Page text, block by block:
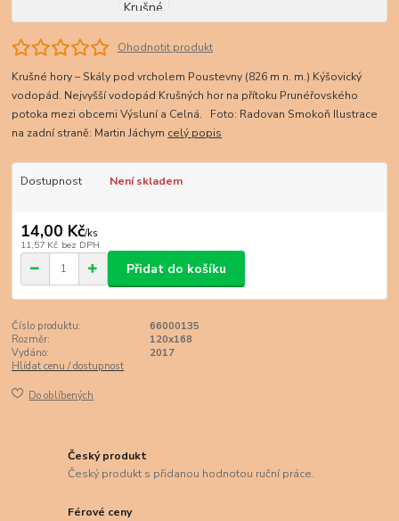
Ohodnotit produkt
Krušné hory – Skály pod vrcholem Poustevny (826 m n. m.) Kýšovický
vodopád. Nejvyšší vodopád Krušných hor na přítoku Prunéřovského
potoka mezi obcemi Výsluní a Celná. Foto: Radovan Smokoň Ilustrace
na zadní straně: Martin Jáchym celý popis
Dostupnost Není skladem
14,00 Kč/ks
11,57 Kč bez DPH
Přidat do košíku
Číslo produktu:
66000135
Rozměr:
120x168
Vydáno:
2017
Hlídat cenu / dostupnost
Do oblíbených
Český produkt
Český produkt s přidanou hodnotou ruční práce.
Férové ceny